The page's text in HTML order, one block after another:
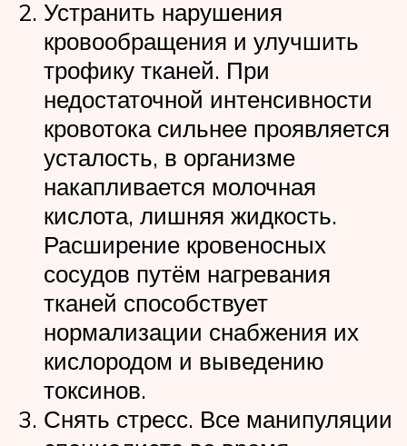
Устранить нарушения
кровообращения и улучшить
трофику тканей. При
недостаточной интенсивности
кровотока сильнее проявляется
усталость, в организме
накапливается молочная
кислота, лишняя жидкость.
Расширение кровеносных
сосудов путём нагревания
тканей способствует
нормализации снабжения их
кислородом и выведению
токсинов.
Снять стресс. Все манипуляции